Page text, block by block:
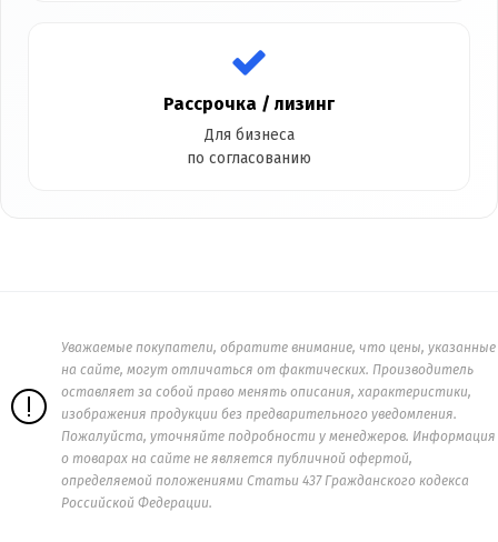
Рассрочка / лизинг
Для бизнеса
по согласованию
Уважаемые покупатели, обратите внимание, что цены, указанные
на сайте, могут отличаться от фактических. Производитель
оставляет за собой право менять описания, характеристики,
изображения продукции без предварительного уведомления.
Пожалуйста, уточняйте подробности у менеджеров. Информация
о товарах на сайте не является публичной офертой,
определяемой положениями Статьи 437 Гражданского кодекса
Российской Федерации.